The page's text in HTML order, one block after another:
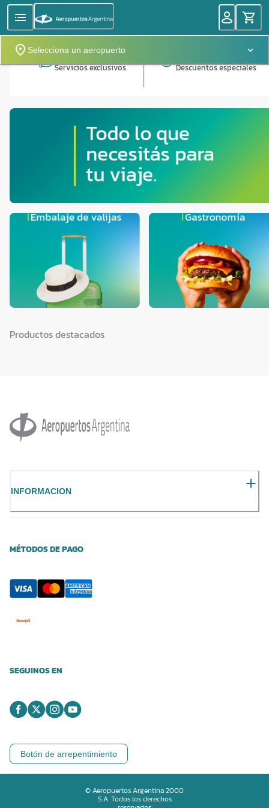
Selecciona un aeropuerto
Servicios exclusivos Descuentos especiales
Productos destacados
INFORMACION
MÉTODOS DE PAGO
SEGUINOS EN
Botón de arrepentimiento
© Aeropuertos Argentina 2000
S.A. Todos los derechos